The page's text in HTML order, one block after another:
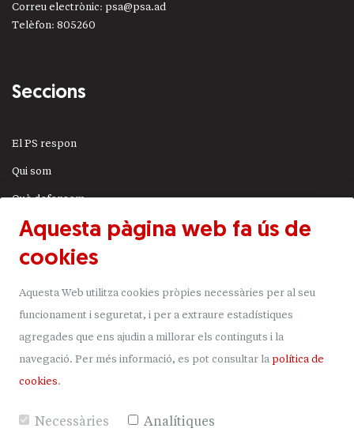
Correu electrònic: psa@psa.ad
Telèfon: 805260
Seccions
El PS respon
Qui som
Què defensem
Actualitat
JSA
Uneix-t'hi
Donacions
Mapa del lloc
Aquesta pàgina web fa ús de
cookies
Aquesta Web utilitza cookies pròpies necessàries per al seu
funcionament i seguretat, i per a extraure estadístiques
agregades que ens ajudin a millorar els continguts i la
navegació. Per més informació, es pot consultar la política de
cookies.
Necessàries Analítiques